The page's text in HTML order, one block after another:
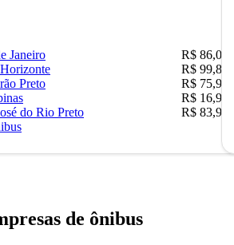
Janeiro
R$ 86,00
R$ 99,89
Preto
R$ 75,90
R$ 16,90
do Rio Preto
R$ 83,90
de ônibus